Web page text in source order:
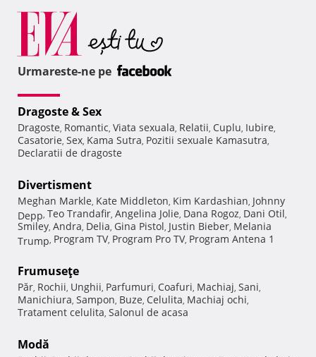
Urmareste-ne pe
Dragoste & Sex
Dragoste, Romantic, Viata sexuala, Relatii, Cuplu, Iubire,
Casatorie, Sex, Kama Sutra, Pozitii sexuale Kamasutra,
Declaratii de dragoste
Divertisment
Meghan Markle, Kate Middleton, Kim Kardashian, Johnny
Depp, Teo Trandafir, Angelina Jolie, Dana Rogoz, Dani Otil,
Smiley, Andra, Delia, Gina Pistol, Justin Bieber, Melania
Trump, Program TV, Program Pro TV, Program Antena 1
Frumuseţe
Păr, Rochii, Unghii, Parfumuri, Coafuri, Machiaj, Sani,
Manichiura, Sampon, Buze, Celulita, Machiaj ochi,
Tratament celulita, Salonul de acasa
Modă